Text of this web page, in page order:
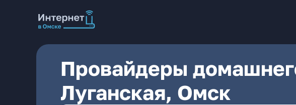
Провайдеры
Луганская, Омск